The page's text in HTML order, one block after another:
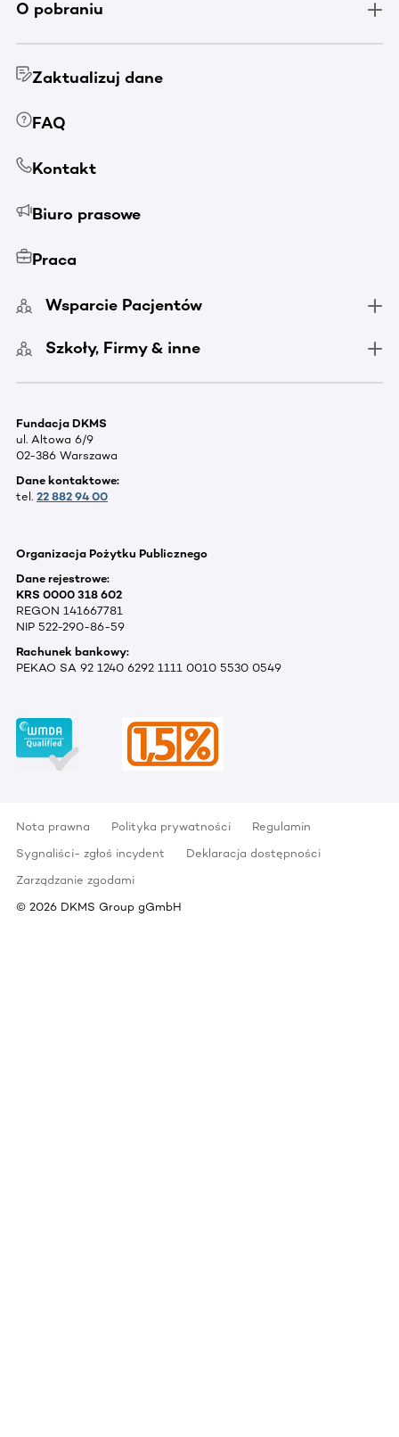
O pobraniu
Zaktualizuj dane
FAQ
Kontakt
Biuro prasowe
Praca
Wsparcie Pacjentów
Szkoły, Firmy & inne
Fundacja DKMS
ul. Altowa 6/9
02-386 Warszawa
Dane kontaktowe:
tel. 22 882 94 00
Organizacja Pożytku Publicznego
Dane rejestrowe:
KRS 0000 318 602
REGON 141667781
NIP 522-290-86-59
Rachunek bankowy:
PEKAO SA 92 1240 6292 1111 0010 5530 0549
Nota prawna Polityka prywatności
Regulamin
Sygnaliści- zgłoś incydent
Deklaracja dostępności
Zarządzanie zgodami
© 2026 DKMS Group gGmbH